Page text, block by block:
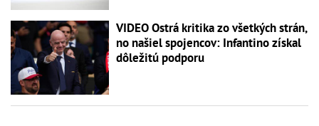
VIDEO Ostrá kritika zo všetkých strán,
no našiel spojencov: Infantino získal
dôležitú podporu